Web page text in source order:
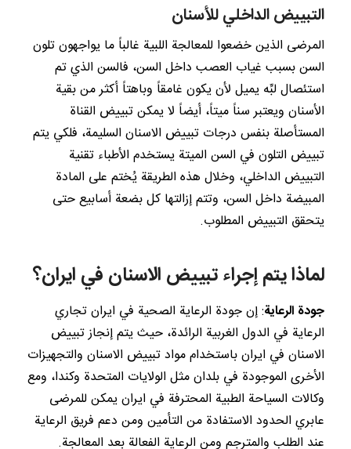
التبييض الداخلي للأسنان
المرضى الذين خضعوا للمعالجة اللبية غالباً ما يواجهون تلون
السن بسبب غياب العصب داخل السن، فالسن الذي تم
استئصال لبِّه يميل لأن يكون غامقاً وباهتاً أكثر من بقية
الأسنان ويعتبر سناً ميتاً، أيضاً لا يمكن تبييض القناة
المستأصلة بنفس درجات تبييض الاسنان السليمة، فلكي يتم
تبييض التلون في السن الميتة يستخدم الأطباء تقنية
التبييض الداخلي، وخلال هذه الطريقة يُختم على المادة
المبيضة داخل السن، وتتم إزالتها كل بضعة أسابيع حتى
يتحقق التبييض المطلوب.
لماذا يتم إجراء تبييض الاسنان في ايران؟
جودة الرعاية: إن جودة الرعاية الصحية في ايران تجاري
الرعاية في الدول الغربية الرائدة، حيث يتم إنجاز تبييض
الاسنان في ايران باستخدام مواد تبييض الاسنان والتجهيزات
الأخرى الموجودة في بلدان مثل الولايات المتحدة وكندا، ومع
وكالات السياحة الطبية المحترفة في ايران يمكن للمرضى
عابري الحدود الاستفادة من التأمين ومن دعم فريق الرعاية
عند الطلب والمترجم ومن الرعاية الفعالة بعد المعالجة.